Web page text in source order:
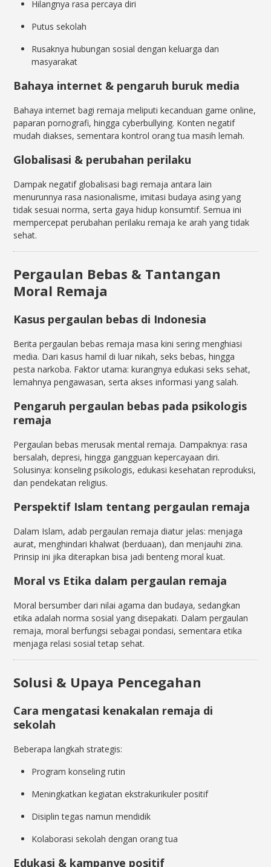
Hilangnya rasa percaya diri
Putus sekolah
Rusaknya hubungan sosial dengan keluarga dan
masyarakat
Bahaya internet & pengaruh buruk media
Bahaya internet bagi remaja meliputi kecanduan game online,
paparan pornografi, hingga cyberbullying. Konten negatif
mudah diakses, sementara kontrol orang tua masih lemah.
Globalisasi & perubahan perilaku
Dampak negatif globalisasi bagi remaja antara lain
menurunnya rasa nasionalisme, imitasi budaya asing yang
tidak sesuai norma, serta gaya hidup konsumtif. Semua ini
mempercepat perubahan perilaku remaja ke arah yang tidak
sehat.
Pergaulan Bebas & Tantangan
Moral Remaja
Kasus pergaulan bebas di Indonesia
Berita pergaulan bebas remaja masa kini sering menghiasi
media. Dari kasus hamil di luar nikah, seks bebas, hingga
pesta narkoba. Faktor utama: kurangnya edukasi seks sehat,
lemahnya pengawasan, serta akses informasi yang salah.
Pengaruh pergaulan bebas pada psikologis
remaja
Pergaulan bebas merusak mental remaja. Dampaknya: rasa
bersalah, depresi, hingga gangguan kepercayaan diri.
Solusinya: konseling psikologis, edukasi kesehatan reproduksi,
dan pendekatan religius.
Perspektif Islam tentang pergaulan remaja
Dalam Islam, adab pergaulan remaja diatur jelas: menjaga
aurat, menghindari khalwat (berduaan), dan menjauhi zina.
Prinsip ini jika diterapkan bisa jadi benteng moral kuat.
Moral vs Etika dalam pergaulan remaja
Moral bersumber dari nilai agama dan budaya, sedangkan
etika adalah norma sosial yang disepakati. Dalam pergaulan
remaja, moral berfungsi sebagai pondasi, sementara etika
menjaga relasi sosial tetap sehat.
Solusi & Upaya Pencegahan
Cara mengatasi kenakalan remaja di
sekolah
Beberapa langkah strategis:
Program konseling rutin
Meningkatkan kegiatan ekstrakurikuler positif
Disiplin tegas namun mendidik
Kolaborasi sekolah dengan orang tua
Edukasi & kampanye positif